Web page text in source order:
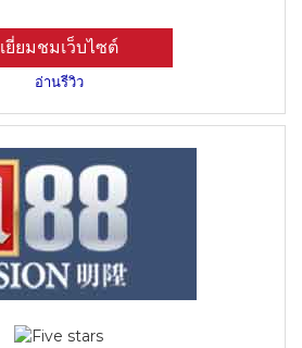
เยี่ยมชมเว็บไซต์
อ่านรีวิว